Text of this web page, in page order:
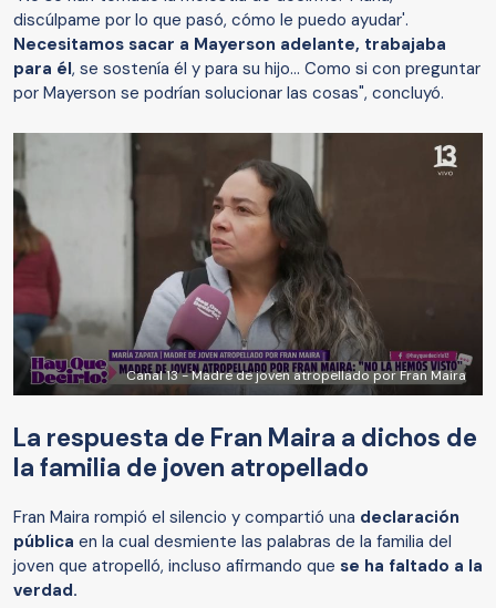
discúlpame por lo que pasó, cómo le puedo ayudar'.
Necesitamos sacar a Mayerson adelante, trabajaba
para él, se sostenía él y para su hijo... Como si con preguntar
por Mayerson se podrían solucionar las cosas", concluyó.
Canal 13 - Madre de joven atropellado por Fran Maira
La respuesta de Fran Maira a dichos de
la familia de joven atropellado
Fran Maira rompió el silencio y compartió una declaración
pública en la cual desmiente las palabras de la familia del
joven que atropelló, incluso afirmando que se ha faltado a la
verdad.